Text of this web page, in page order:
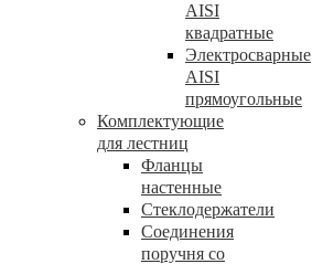
AISI
квадратные
Электросварные
AISI
прямоугольные
Комплектующие
для лестниц
Фланцы
настенные
Стеклодержатели
Соединения
поручня со